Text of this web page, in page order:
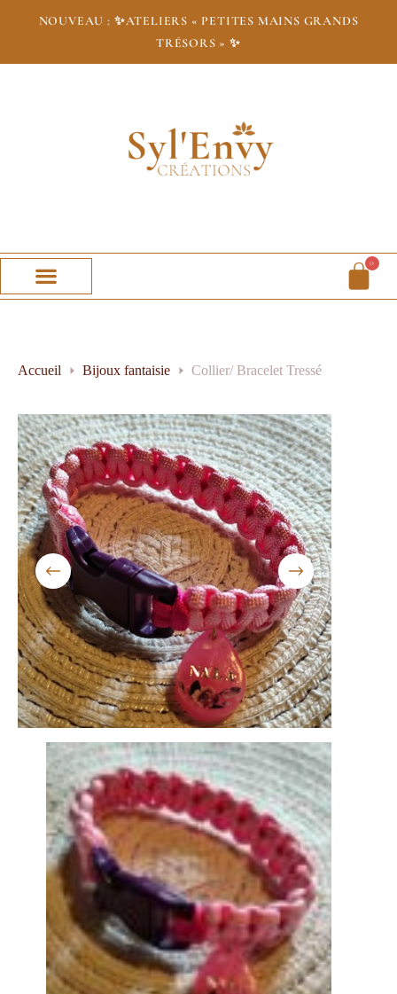
NOUVEAU : ✨ATELIERS « PETITES MAINS GRANDS
TRÉSORS » ✨
0
Accueil Bijoux fantaisie Collier/ Bracelet Tressé